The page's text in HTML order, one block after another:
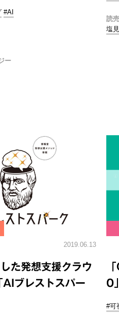
#AI
ー
読
塩
2019.06.13
た発想支援クラウ
AIブレストスパー
0
#可